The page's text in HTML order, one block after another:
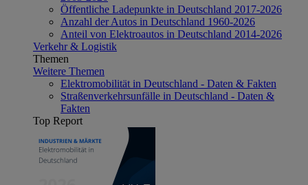
Öffentliche Ladepunkte in Deutschland 2017-2026
Anzahl der Autos in Deutschland 1960-2026
Anteil von Elektroautos in Deutschland 2014-2026
Verkehr & Logistik
Themen
Weitere Themen
Elektromobilität in Deutschland - Daten & Fakten
Straßenverkehrsunfälle in Deutschland - Daten &
Fakten
Top Report